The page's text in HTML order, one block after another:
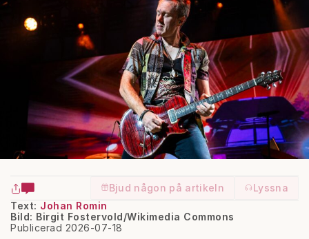
Bjud någon på artikeln
Lyssna
Text: Johan Romin
Publicerad 2026-07-18
Bild: Birgit Fostervold/Wikimedia Commons